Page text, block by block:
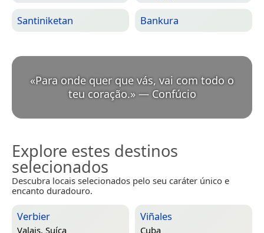
Santiniketan Bankura
«Para onde quer que vás, vai com todo o
teu coração.» — Confúcio
Explore estes destinos
selecionados
Descubra locais selecionados pelo seu caráter único e
encanto duradouro.
Verbier
Valais, Suíça
Viñales
Cuba